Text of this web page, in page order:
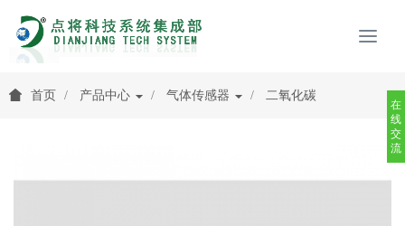
首页 产品中心 气体传感器 二氧化碳
在
线
交
流